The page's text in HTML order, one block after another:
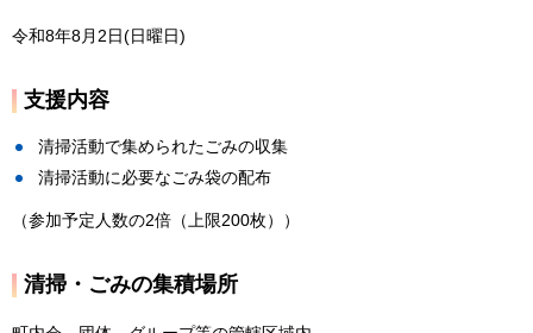
令和8年8月2日(日曜日)
支援内容
清掃活動で集められたごみの収集
清掃活動に必要なごみ袋の配布
（参加予定人数の2倍（上限200枚））
清掃・ごみの集積場所